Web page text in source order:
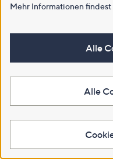
Mehr Informationen findest
Alle
Alle